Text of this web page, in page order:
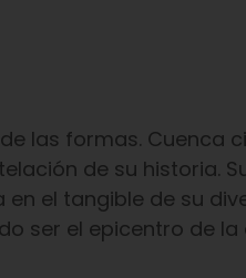
las formas. Cuenca
de su historia.
el tangible de su
ser el epicentro de la